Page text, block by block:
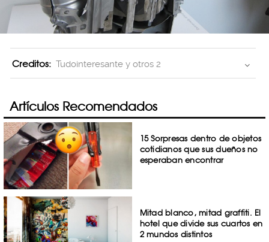
Creditos: Tudointeresante y otros 2
Artículos Recomendados
15 Sorpresas dentro de objetos
cotidianos que sus dueños no
esperaban encontrar
Mitad blanco, mitad graffiti. El
hotel que divide sus cuartos en
2 mundos distintos